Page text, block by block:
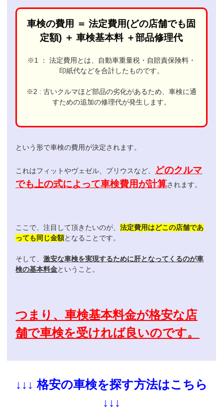
車検の費用 ＝ 法定費用(どの店舗でも固
定額) ＋ 車検基本料 ＋部品修理代
※1 ： 法定費用とは、自動車重量税・自賠責保険料・
印紙代などを合計したものです。
※2 : 古いクルマほど部品の劣化があるため、車検に通
すための追加の修理代が発生します。
という形で車検の費用が決定されます。
これはフィットやヴェゼル、プリウスなど、
どのクルマ
でも上の式によって車検費用が計算されます。
ここで、注目して頂きたいのが、法定費用はどこの店舗であ
っても同じ金額となることです。
そして、激安な車検を実現するために肝となってくるのが車
検の基本料金ということ。
つまり、車検基本料金が格安な店
舗で車検を受ければ良いのです。
↓↓↓ 格安の車検を探す方法はこちら
↓↓↓